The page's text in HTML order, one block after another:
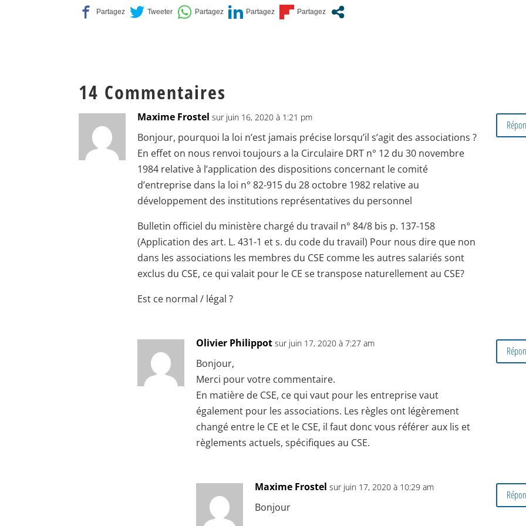
14 Commentaires
Maxime Frostel sur juin 16, 2020 à 1:21 pm
Bonjour, pourquoi la loi n’est jamais précise lorsqu’il s’agit des associations ?
En effet on nous renvoi toujours a la Circulaire DRT n° 12 du 30 novembre
1984 relative à l’application des dispositions concernant le comité
d’entreprise dans la loi n° 82-915 du 28 octobre 1982 relative au
développement des institutions représentatives du personnel
Bulletin officiel du ministère chargé du travail n° 84/8 bis p. 137-158
(Application des art. L. 431-1 et s. du code du travail) Pour nous dire que non
dans les associations les membres du CSE comme les autres salariés sont
exclus du CSE, ce qui valait pour le CE se transpose naturellement au CSE?
Est ce normal / légal ?
Olivier Philippot sur juin 17, 2020 à 7:27 am
Bonjour,
Merci pour votre commentaire.
En matière de CSE, ce qui vaut pour les entreprise vaut
également pour les associations. Les règles ont légèrement
changé entre le CE et le CSE, il faut donc vous référer aux lis et
règlements actuels, spécifiques au CSE.
Maxime Frostel sur juin 17, 2020 à 10:29 am
Bonjour